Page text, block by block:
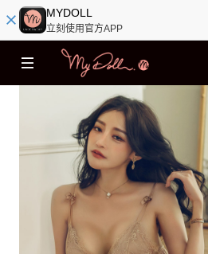
MYDOLL
立刻使用官方APP